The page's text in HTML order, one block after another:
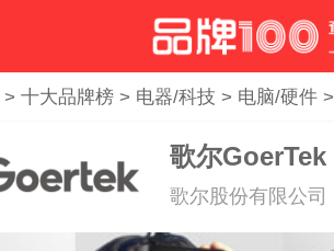
> 十大品牌榜 > 电器/科技 > 电脑/硬件 >
歌尔GoerTek
歌尔股份有限公司